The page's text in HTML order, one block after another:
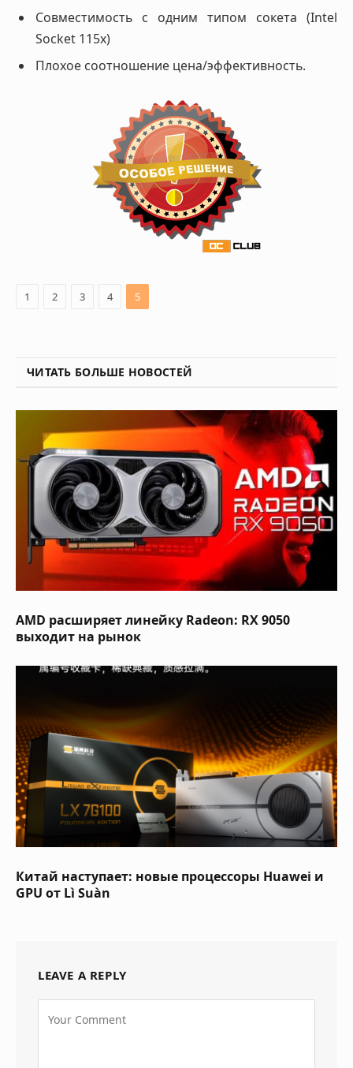
Совместимость с одним типом сокета (Intel
Socket 115x)
Плохое соотношение цена/эффективность.
1 2 3 4 5
ЧИТАТЬ БОЛЬШЕ НОВОСТЕЙ
AMD расширяет линейку Radeon: RX 9050
выходит на рынок
Китай наступает: новые процессоры Huawei и
GPU от Lì Suàn
LEAVE A REPLY